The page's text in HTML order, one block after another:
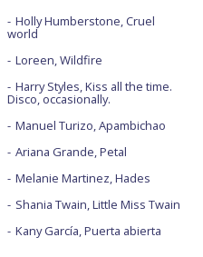
Holly Humberstone, Cruel
world
Loreen, Wildfire
Harry Styles, Kiss all the time.
Disco, occasionally.
Manuel Turizo, Apambichao
Ariana Grande, Petal
Melanie Martinez, Hades
Shania Twain, Little Miss Twain
Kany García, Puerta abierta